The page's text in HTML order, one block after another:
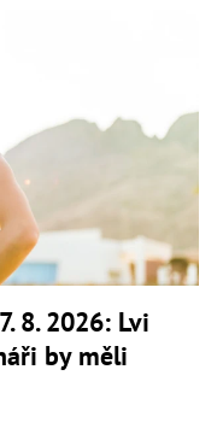
8. 2026: Lvi
by měli